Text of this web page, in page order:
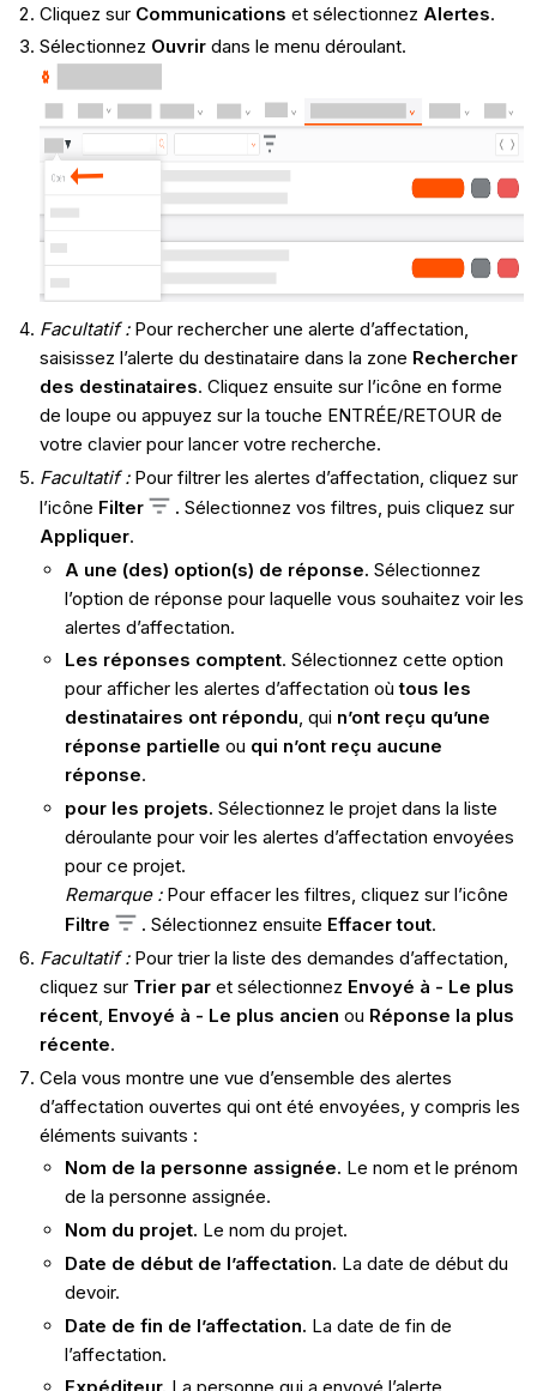
Cliquez sur Communications et sélectionnez Alertes.
Sélectionnez Ouvrirdans le menu déroulant.
Facultatif :Pour rechercher une alerte d’affectation,
saisissez l’alerte du destinataire dans la zone Rechercher
des destinataires. Cliquez ensuite sur l’icône en forme
de loupe ou appuyez sur la touche ENTRÉE/RETOUR de
votre clavier pour lancer votre recherche.
Facultatif :Pour filtrer les alertes d’affectation, cliquez sur
l’icône Filter . Sélectionnez vos filtres, puis cliquez sur
Appliquer.
A une (des) option(s) de réponse. Sélectionnez
l’option de réponse pour laquelle vous souhaitez voir les
alertes d’affectation.
Les réponses comptent. Sélectionnez cette option
pour afficher les alertes d’affectation oùtous les
destinataires ont répondu, qui n’ont reçu qu’une
réponse partielle ou qui n’ont reçu aucune
réponse.
pour les projets. Sélectionnez le projet dans la liste
déroulante pour voir les alertes d’affectation envoyées
pour ce projet.
Remarque : Pour effacer les filtres, cliquez sur l’icône
Filtre
. Sélectionnez ensuite Effacer tout.
Facultatif : Pour trier la liste des demandes d’affectation,
cliquez sur Trier paret sélectionnez Envoyé à - Le plus
récent, Envoyé à - Le plus ancien ou Réponse la plus
récente.
Cela vous montre une vue d’ensemble des alertes
d’affectation ouvertes qui ont été envoyées, y compris les
éléments suivants :
Nom de la personne assignée. Le nom et le prénom
de la personne assignée.
Nom du projet. Le nom du projet.
Date de début de l’affectation. La date de début du
devoir.
Date de fin de l’affectation. La date de fin de
l’affectation.